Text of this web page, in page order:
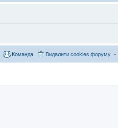
Видалити cookies форуму
Команда